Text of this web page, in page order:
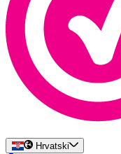
Hrvatski